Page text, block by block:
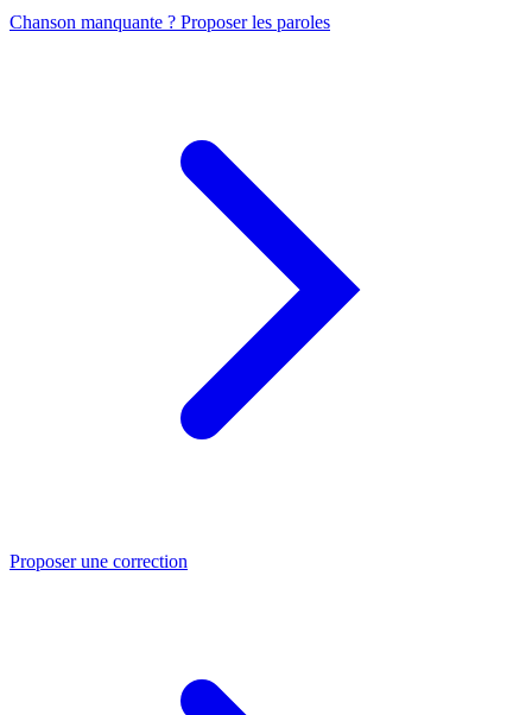
Chanson manquante ? Proposer les paroles
Proposer une correction